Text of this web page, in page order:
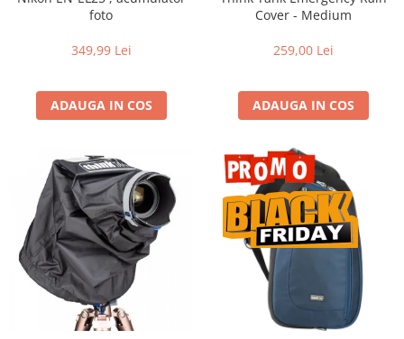
Accesorii diverse
foto
349,99 Lei
ADAUGA IN COS
Cover - Medium
259,00 Lei
ADAUGA IN COS